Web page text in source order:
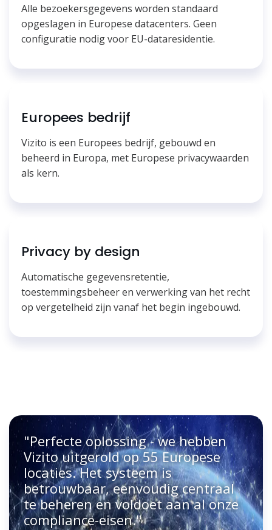
Alle bezoekersgegevens worden standaard
opgeslagen in Europese datacenters. Geen
configuratie nodig voor EU-dataresidentie.
Europees bedrijf
Vizito is een Europees bedrijf, gebouwd en
beheerd in Europa, met Europese privacywaarden
als kern.
Privacy by design
Automatische gegevensretentie,
toestemmingsbeheer en verwerking van het recht
op vergetelheid zijn vanaf het begin ingebouwd.
"Perfecte oplossing - we hebben
Vizito uitgerold op 55 Europese
locaties. Het systeem is
betrouwbaar, eenvoudig centraal
te beheren en voldoet aan al onze
compliance-eisen."